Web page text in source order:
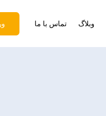
وبلاگ تماس با ما